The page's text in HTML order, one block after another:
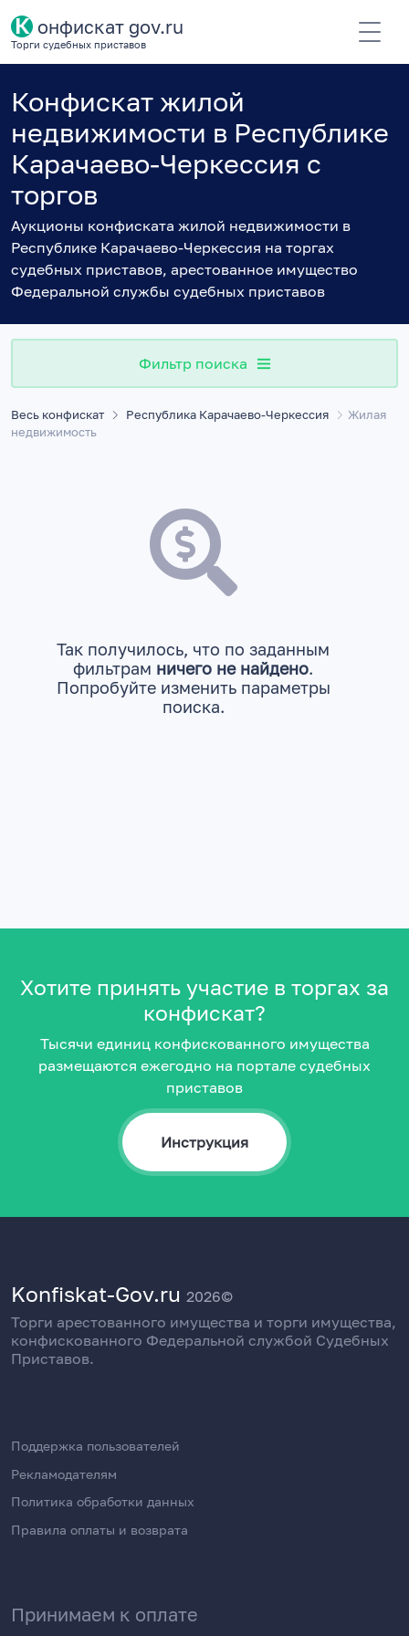
К онфискат gov.ru
Торги судебных приставов
Конфискат жилой
недвижимости в Республике
Карачаево-Черкессия с
торгов
Аукционы конфиската жилой недвижимости в
Республике Карачаево-Черкессия на торгах
судебных приставов, арестованное имущество
Федеральной службы судебных приставов
Фильтр поиска
Весь конфискат Республика Карачаево-Черкессия
Жилая
недвижимость
Так получилось, что по заданным
фильтрам ничего не найдено.
Попробуйте изменить параметры
поиска.
Хотите принять участие в торгах за
конфискат?
Тысячи единиц конфискованного имущества
размещаются ежегодно на портале судебных
приставов
Инструкция
Konfiskat-Gov.ru 2026©
Торги арестованного имущества и торги имущества,
конфискованного Федеральной службой Судебных
Приставов.
Поддержка пользователей
Рекламодателям
Политика обработки данных
Правила оплаты и возврата
Принимаем к оплате